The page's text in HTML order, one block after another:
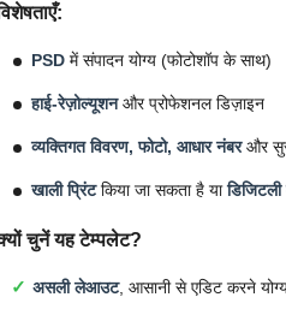
PSD में संपादन योग्य (फोटोशॉप के साथ)
हाई-रेज़ोल्यूशनऔर प्रोफेशनल डिज़ाइन
व्यक्तिगत विवरण, फोटो, आधार नंबरऔर
खाली प्रिंटकिया जा सकता है या
चुनें यह टेम्पलेट?
असली लेआउट, आसानी से एडिट करने